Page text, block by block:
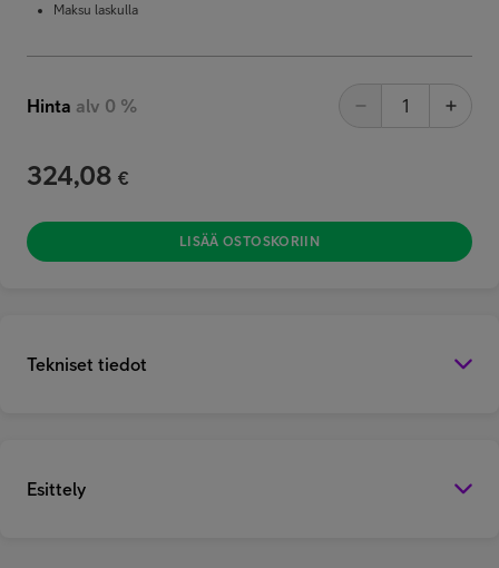
Maksu laskulla
Hinta alv 0 %
324,08 €
LISÄÄ OSTOSKORIIN
Tekniset tiedot
Esittely